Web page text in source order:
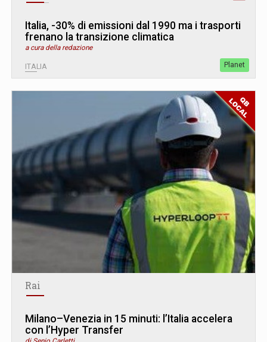
Italia, -30% di emissioni dal 1990 ma i trasporti
frenano la transizione climatica
a cura della redazione
ITALIA Planet
Rai
Milano–Venezia in 15 minuti: l’Italia accelera
con l’Hyper Transfer